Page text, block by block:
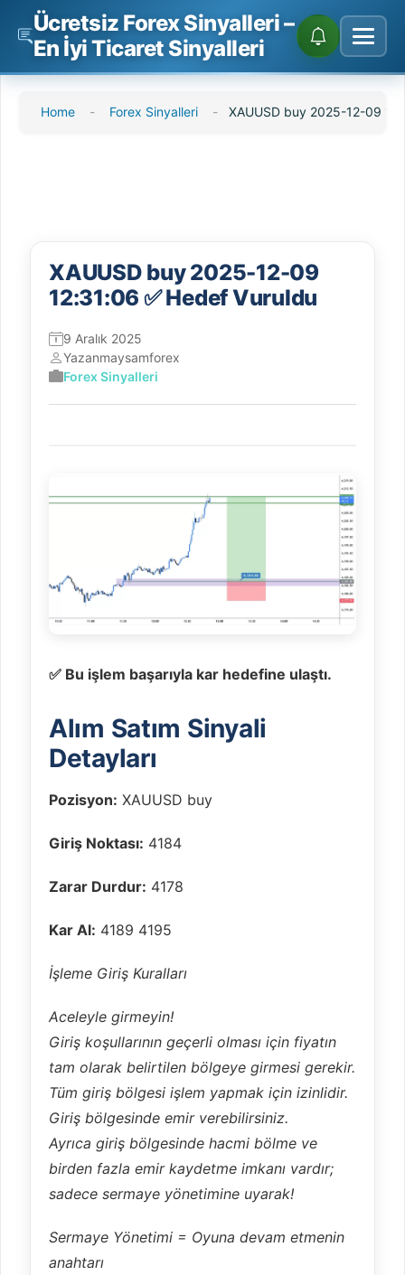
Ücretsiz Forex Sinyalleri –
En İyi Ticaret Sinyalleri
Home - Forex Sinyalleri - XAUUSD buy 2025-12-09
XAUUSD buy 2025-12-09
12:31:06 ✅ Hedef Vuruldu
9 Aralık 2025
Yazanmaysamforex
Forex Sinyalleri
✅ Bu işlem başarıyla kar hedefine ulaştı.
Alım Satım Sinyali
Detayları
Pozisyon: XAUUSD buy
Giriş Noktası: 4184
Zarar Durdur: 4178
Kar Al: 4189 4195
İşleme Giriş Kuralları
Aceleyle girmeyin!
Giriş koşullarının geçerli olması için fiyatın
tam olarak belirtilen bölgeye girmesi gerekir.
Tüm giriş bölgesi işlem yapmak için izinlidir.
Giriş bölgesinde emir verebilirsiniz.
Ayrıca giriş bölgesinde hacmi bölme ve
birden fazla emir kaydetme imkanı vardır;
sadece sermaye yönetimine uyarak!
Sermaye Yönetimi = Oyuna devam etmenin
anahtarı